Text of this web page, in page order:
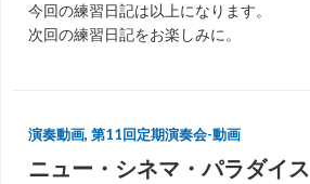
今回の練習日記は以上になります。
次回の練習日記をお楽しみに。
演奏動画, 第11回定期演奏会-動画
ニュー・シネマ・パラダイス